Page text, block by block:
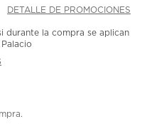
DETALLE DE PROMOCIONES
durante la compra se aplican